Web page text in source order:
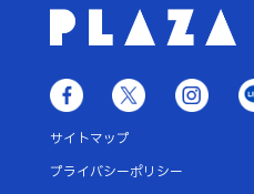
サイトマップ
プライバシーポリシー